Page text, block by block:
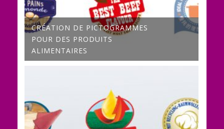
CRÉATION DE PICTOGRAMMES
POUR DES PRODUITS
ALIMENTAIRES